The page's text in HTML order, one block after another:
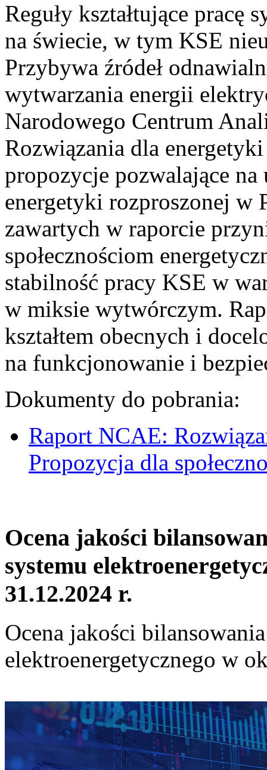
Reguły kształtujące pracę
na świecie, w tym KSE
Przybywa źródeł
wytwarzania energii
Narodowego Centrum
Rozwiązania dla
propozycje pozwalające
energetyki rozproszonej w
zawartych w raporcie
społecznościom
stabilność pracy KSE w
w miksie wytwórczym.
kształtem obecnych i
na funkcjonowanie i
Dokumenty do pobrania:
Raport NCAE:
Propozycja dla
Ocena jakości
systemu
31.12.2024 r.
Ocena jakości
elektroenergetycznego w